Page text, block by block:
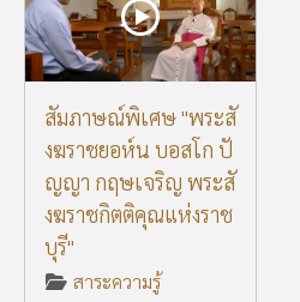
สัมภาษณ์พิเศษ "พระสั
งฆราชยอห์น บอสโก ปั
ญญา กฤษเจริญ พระสั
งฆราชกิตติคุณแห่งราช
บุรี"
สาระความรู้